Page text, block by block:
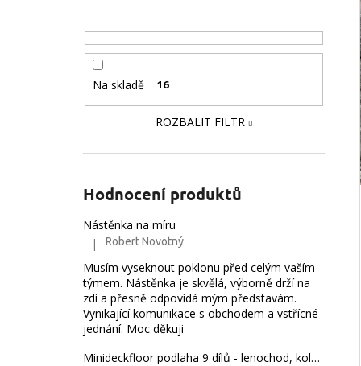
Na skladě 16
ROZBALIT FILTR
Hodnocení produktů
Nástěnka na míru
Hodnocení produktu je 5 z 5 hvězdiček.
| Robert Novotný
Musím vyseknout poklonu před celým vaším
týmem. Nástěnka je skvělá, výborně drží na
zdi a přesně odpovídá mým představám.
Vynikající komunikace s obchodem a vstřícné
jednání. Moc děkuji
Minideckfloor podlaha 9 dílů - lenochod, koloušek a jednorožec 24-9-08